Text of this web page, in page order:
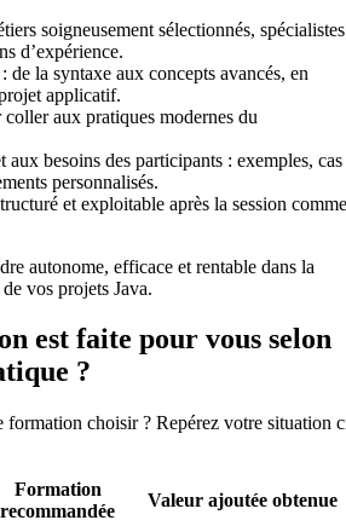
soigneusement sélectionnés, spécialistes
d’expérience.
de la syntaxe aux concepts avancés, en
applicatif.
aux pratiques modernes du
aux besoins des participants : exemples, cas
personnalisés.
et exploitable après la session comme
autonome, efficace et rentable dans la
vos projets Java.
est faite pour vous selon
?
formation choisir ? Repérez votre situation
Formation
recommandée
Valeur ajoutée obtenue